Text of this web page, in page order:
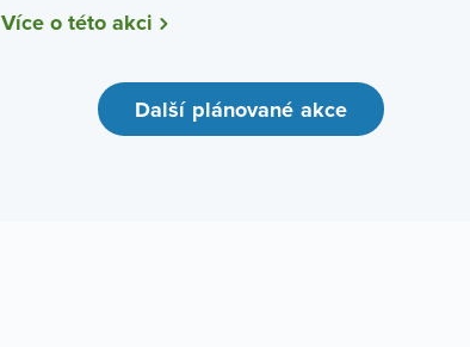
Více o této akci
Další plánované akce